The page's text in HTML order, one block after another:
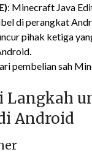
: Minecraft Java
di perangkat
pihak ketiga
pembelian sah
Langkah
Android